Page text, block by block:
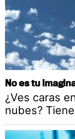
No es tu
¿Ves caras
nubes?